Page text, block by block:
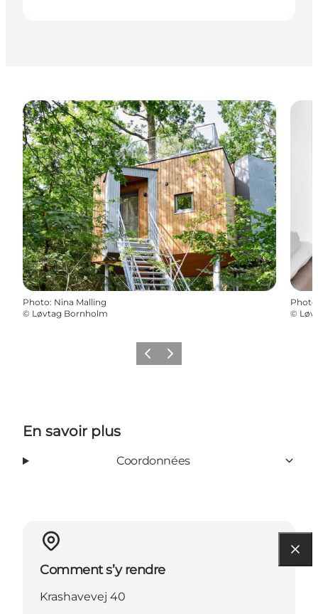
Photo: Nina Malling
© Løvtag Bornholm
Photo
©
PrécédentSuivant
En savoir plus
Coordonnées
Comment s’y rendre
Krashavevej 40